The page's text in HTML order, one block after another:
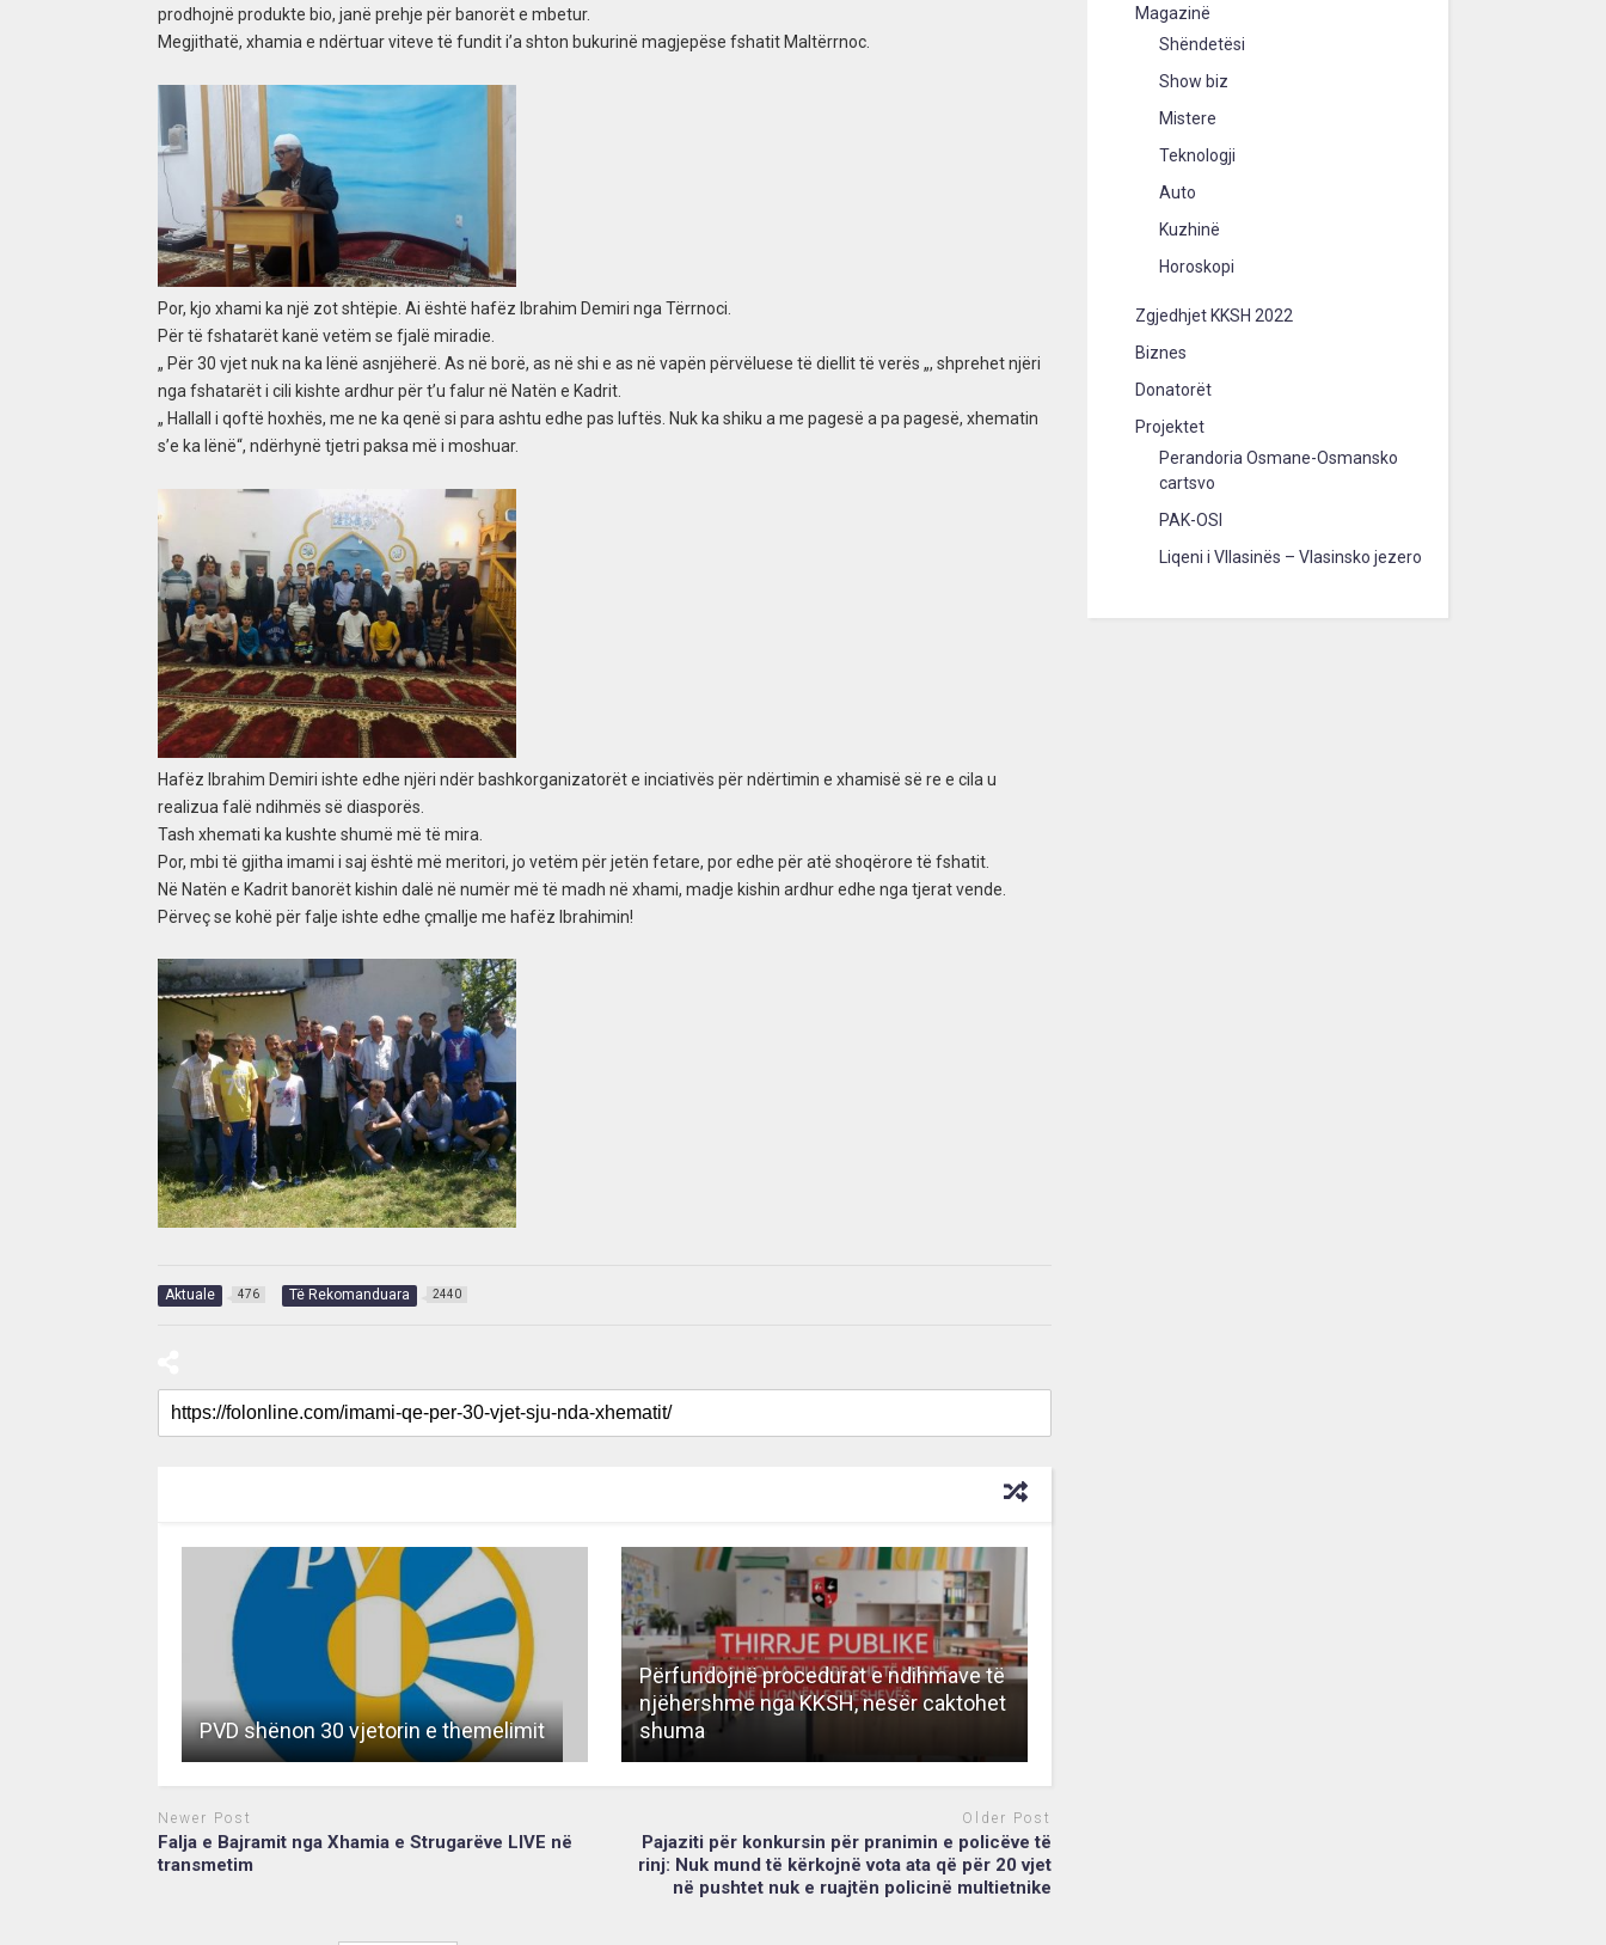
prodhojnë produkte bio, janë prehje për banorët e mbetur.
Megjithatë, xhamia e ndërtuar viteve të fundit i’a shton bukurinë magjepëse fshatit Maltërrnoc.
Por, kjo xhami ka një zot shtëpie. Ai është hafëz Ibrahim Demiri nga Tërrnoci.
Për të fshatarët kanë vetëm se fjalë miradie.
„ Për 30 vjet nuk na ka lënë asnjëherë. As në borë, as në shi e as në vapën përvëluese të diellit të verës „, shprehet njëri
nga fshatarët i cili kishte ardhur për t’u falur në Natën e Kadrit.
„ Hallall i qoftë hoxhës, me ne ka qenë si para ashtu edhe pas luftës. Nuk ka shiku a me pagesë a pa pagesë, xhematin
s’e ka lënë“, ndërhynë tjetri paksa më i moshuar.
Hafëz Ibrahim Demiri ishte edhe njëri ndër bashkorganizatorët e inciativës për ndërtimin e xhamisë së re e cila u
realizua falë ndihmës së diasporës.
Tash xhemati ka kushte shumë më të mira.
Por, mbi të gjitha imami i saj është më meritori, jo vetëm për jetën fetare, por edhe për atë shoqërore të fshatit.
Në Natën e Kadrit banorët kishin dalë në numër më të madh në xhami, madje kishin ardhur edhe nga tjerat vende.
Përveç se kohë për falje ishte edhe çmallje me hafëz Ibrahimin!
Aktuale 476 Të Rekomanduara 2440
PVD shënon 30 vjetorin e themelimit
Përfundojnë procedurat e ndihmave të
njëhershme nga KKSH, nesër caktohet
shuma
Newer Post
Falja e Bajramit nga Xhamia e Strugarëve LIVE në
transmetim
Older Post
Pajaziti për konkursin për pranimin e policëve të
rinj: Nuk mund të kërkojnë vota ata që për 20 vjet
në pushtet nuk e ruajtën policinë multietnike
Magazinë
Shëndetësi
Show biz
Mistere
Teknologji
Auto
Kuzhinë
Horoskopi
Zgjedhjet KKSH 2022
Biznes
Donatorët
Projektet
Perandoria Osmane-Osmansko
cartsvo
PAK-OSI
Liqeni i Vllasinës – Vlasinsko jezero